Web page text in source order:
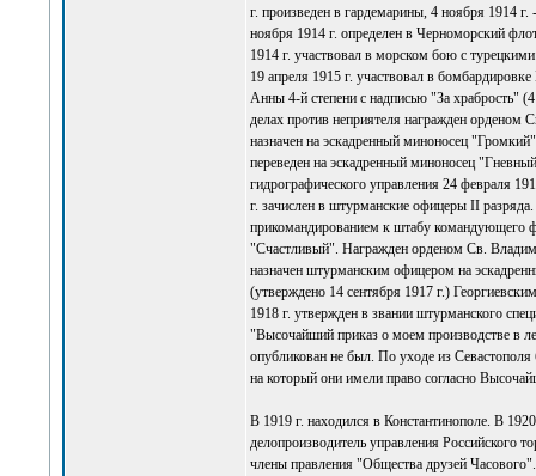
г. произведен в гардемарины, 4 ноября 1914
ноября 1914 г. определен в Черноморский
1914 г. участвовал в морском бою с
19 апреля 1915 г. участвовал в
Анны 4-й степени с надписью "За храбрость"
делах против неприятеля награжден орденом
назначен на эскадренный миноносец
переведен на эскадренный миноносец
гидрографического управления 24 февраля
г. зачислен в штурманские офицеры II
прикомандированием к штабу командующего
"Счастливый". Награжден орденом Св.
назначен штурманским офицером на
(утверждено 14 сентября 1917 г.)
1918 г. утвержден в звании штурманского
"Высочайший приказ о моем производстве в
опубликован не был. По уходе из
на который они имели право согласно
В 1919 г. находился в Константинополе. В
делопроизводитель управления Российского
члены правления "Общества друзей